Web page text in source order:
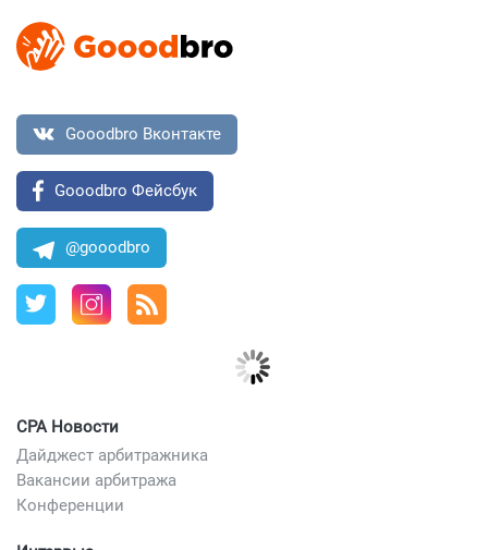
Gooodbro Вконтакте
Gooodbro Фейсбук
@gooodbro
CPA Новости
Дайджест арбитражника
Вакансии арбитража
Конференции